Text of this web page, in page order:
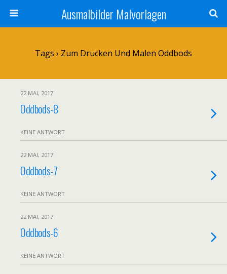
Ausmalbilder Malvorlagen
Tags › Zum Drucken Und Malen Oddbods
22 MAI, 2017
Oddbods-8
KEINE ANTWORT
22 MAI, 2017
Oddbods-7
KEINE ANTWORT
22 MAI, 2017
Oddbods-6
KEINE ANTWORT